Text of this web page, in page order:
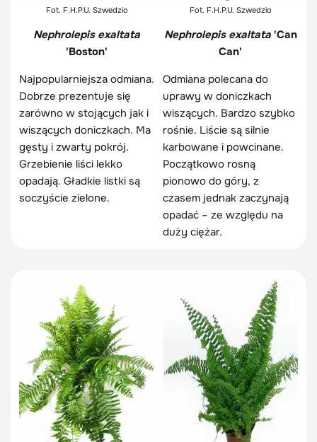
Fot. F.H.P.U. Szwedzio Fot. F.H.P.U. Szwedzio
Nephrolepis exaltata
'Boston'
Najpopularniejsza odmiana.
Dobrze prezentuje się
zarówno w stojących jak i
wiszących doniczkach. Ma
gęsty i zwarty pokrój.
Grzebienie liści lekko
opadają. Gładkie listki są
soczyście zielone.
Nephrolepis exaltata'Can
Can'
Odmiana polecana do
uprawy w doniczkach
wiszących. Bardzo szybko
rośnie. Liście są silnie
karbowane i powcinane.
Początkowo rosną
pionowo do góry, z
czasem jednak zaczynają
opadać – ze względu na
duży ciężar.